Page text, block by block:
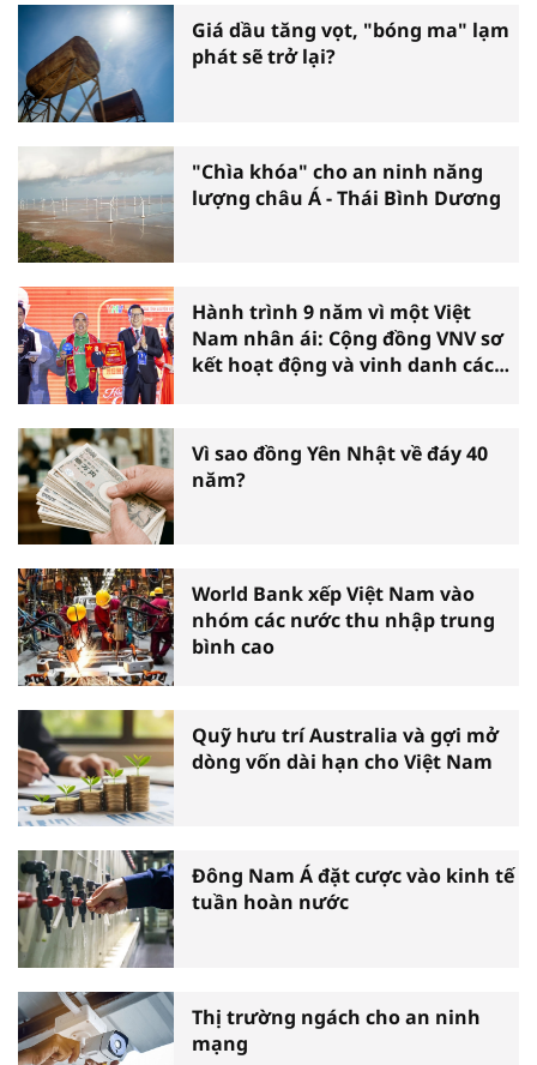
Giá dầu tăng vọt, "bóng ma" lạm
phát sẽ trở lại?
"Chìa khóa" cho an ninh năng
lượng châu Á - Thái Bình Dương
Hành trình 9 năm vì một Việt
Nam nhân ái: Cộng đồng VNV sơ
kết hoạt động và vinh danh các
Vì sao đồng Yên Nhật về đáy 40
năm?
World Bank xếp Việt Nam vào
nhóm các nước thu nhập trung
bình cao
Quỹ hưu trí Australia và gợi mở
dòng vốn dài hạn cho Việt Nam
Đông Nam Á đặt cược vào kinh tế
tuần hoàn nước
Thị trường ngách cho an ninh
mạng